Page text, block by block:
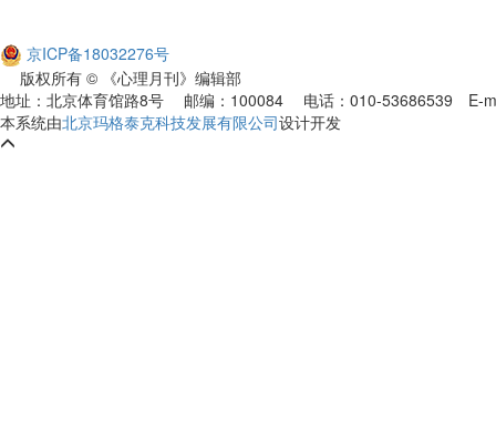
京ICP备18032276号
版权所有 © 《心理月刊》编辑部
地址：北京体育馆路8号 邮编：100084 电话：010-53686539 E-
本系统由北京玛格泰克科技发展有限公司设计开发